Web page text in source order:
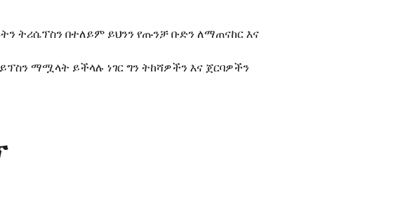
ትሪሴፕስን በተለይም ይህንን የጡንቻ ቡድን ለማጠናከር እና
ማሟላት ይችላሉ ነገር ግን ትከሻዎችን እና ጀርባዎችን